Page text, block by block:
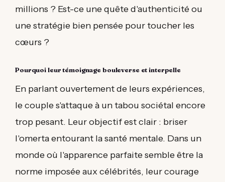
millions ? Est-ce une quête d'authenticité ou
une stratégie bien pensée pour toucher les
cœurs ?
Pourquoi leur témoignage bouleverse et interpelle
En parlant ouvertement de leurs expériences,
le couple s'attaque à un tabou sociétal encore
trop pesant. Leur objectif est clair : briser
l'omerta entourant la santé mentale. Dans un
monde où l'apparence parfaite semble être la
norme imposée aux célébrités, leur courage